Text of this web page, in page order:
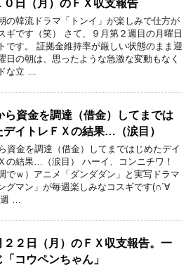
０日（月）のＦＸ収支報告
の韓流ドラマ「トンイ」が楽しみで仕方が
ギです（笑） さて、９月第２週目の月曜日
です。 証拠金維持率が厳しい状態のまま迎
日の朝は、思ったような急激な変動もなく
な立 …
ら資金を調達（借金）してまでは
デイトレＦＸの結果…（涙目）
資金を調達（借金）してまではじめたデイ
の結果…（涙目） ハーイ、コンニチワ！
でｗ）アニメ「ダンダダン」と実写ドラマ
グマン」が毎週楽しみなコスギです(∩´∀
…
２２日（月）のＦＸ収支報告。一
コウペンちゃん」